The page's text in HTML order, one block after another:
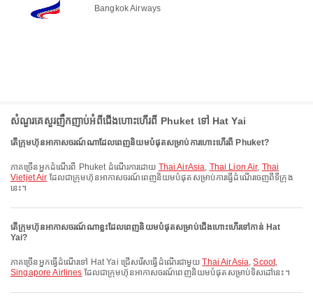
Bangkok Airways
សំណួរគេសួរញឹកញាប់អំពីជើងហោះហើរពី Phuket ទៅ Hat Yai
តើក្រុមហ៊ុនអាកាសចរណ៍ណាដែលពេញនិយមបំផុតសម្រាប់ការហោះហើរពី Phuket?
ភាគច្រើនអ្នកដំណើរពី Phuket ដំណើរការដោយ Thai AirAsia, Thai Lion Air, Thai
Vietjet Air ដែលជាក្រុមហ៊ុនអាកាសចរណ៍ពេញនិយមបំផុតសម្រាប់ការធ្វើដំណើរចេញពីទីក្រុង
នេះ។
តើក្រុមហ៊ុនអាកាសចរណ៍ណាខ្លះដែលពេញនិយមបំផុតសម្រាប់ជើងហោះហើរទៅកាន់ Hat
Yai?
ភាគច្រើនអ្នកធ្វើដំណើរទៅ Hat Yai ជ្រើសរើសធ្វើដំណើរជាមួយThai AirAsia,Scoot,
Singapore Airlines ដែលជាក្រុមហ៊ុនអាកាសចរណ៍ពេញនិយមបំផុតសម្រាប់ទិសដៅនេះ។